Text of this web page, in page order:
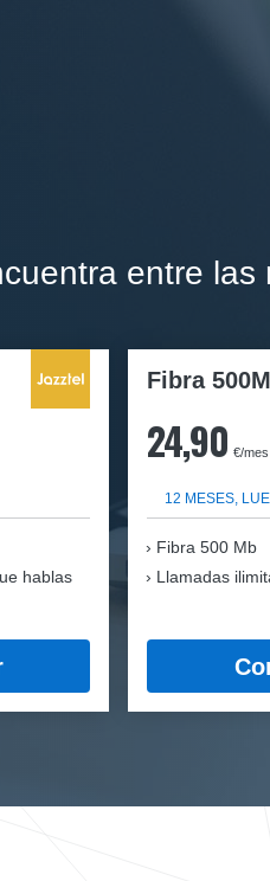
entre
hablas
Fibra
24,90 €/mes
12 MESES,
Fibra 500 Mb
Llamadas